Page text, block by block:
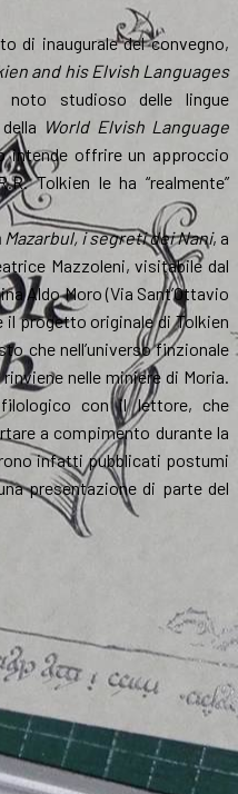
di inaugurale del convegno,
and his Elvish Languages
noto studioso delle lingue
World Elvish Language
intende offrire un approccio
Tolkien le ha “realmente”
Mazarbul, i segreti dei Nani, a
Mazzoleni, visitabile dal
Aldo Moro (Via Sant’Ottavio
il progetto originale di Tolkien
che nell’universo finzionale
nelle miniere di Moria.
con il lettore, che
a compimento durante la
infatti pubblicati postumi
presentazione di parte del